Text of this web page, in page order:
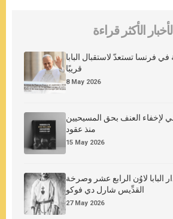
الأخبار الأكثر قراءة
في فرنسا تستعدّ لاستقبال البابا
قريبًا
8 May 2026
لإخفاء العنف بحق المسيحيين
منذ عقود
15 May 2026
البابا لاوُن الرابع عشر وصرخة
القدِّيس شارل دي فوكو
27 May 2026